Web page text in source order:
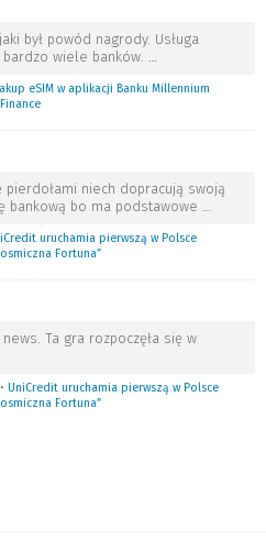
był powód nagrody. Usługa
wiele banków. …
eSIM w aplikacji Banku Millennium
pierdołami niech dopracują swoją
bankową bo ma podstawowe …
uruchamia pierwszą w Polsce
Fortuna”
Ta gra rozpoczęła się w
• UniCredit uruchamia pierwszą w Polsce
Fortuna”